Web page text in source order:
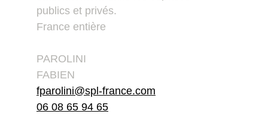
publics et privés.
France entière
PAROLINI
FABIEN
fparolini@spl-france.com
06 08 65 94 65